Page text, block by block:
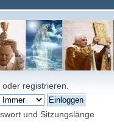
oder registrieren
und Sitzungslänge